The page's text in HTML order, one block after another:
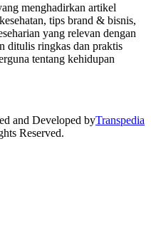
menghadirkan artikel
tips brand & bisnis,
yang relevan dengan
ditulis ringkas dan praktis
tentang kehidupan
and Developed byTranspedia
Reserved.